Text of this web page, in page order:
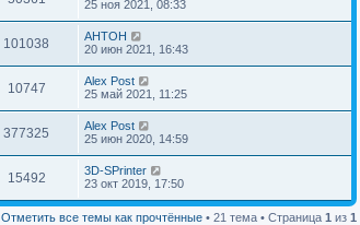
25 ноя 2021, 08:33
101038
AHTOH
20 июн 2021, 16:43
10747
Alex Post
25 май 2021, 11:25
377325
Alex Post
25 июн 2020, 14:59
15492
3D-SPrinter
23 окт 2019, 17:50
Отметить все темы как прочтённые • 21 тема • Страница 1 из 1